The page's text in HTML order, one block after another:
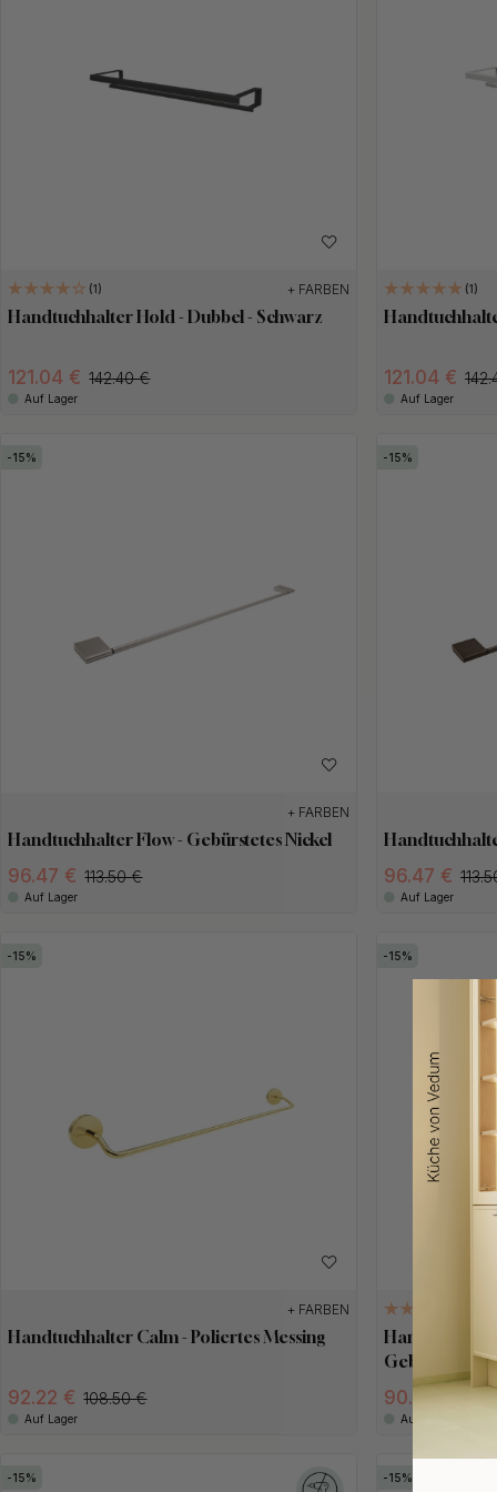
1 + FARBEN
Handtuchhalter Hold - Dubbel - Schwarz
121.04 € 142.40 €
Auf Lager
1
121.04 €
Auf Lager
15
+ FARBEN
Handtuchhalter Flow - Gebürstetes Nickel
96.47 € 113.50 €
Auf Lager
15
96.47 €
Auf Lager
15
+ FARBEN
Handtuchhalter Calm - Poliertes Messing
92.22 € 108.50 €
Auf Lager
15
Gebürsteter
90.95 € 107
Auf Lager
15 15